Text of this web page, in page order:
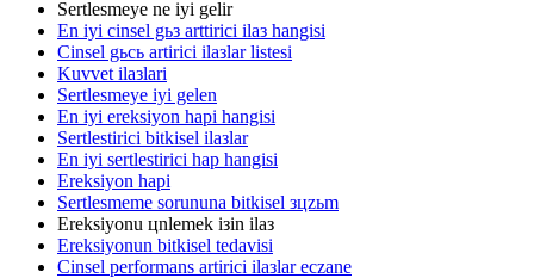
Sertlesmeye ne iyi gelir
En iyi cinsel gьз arttirici ilaз hangisi
Cinsel gьcь artirici ilaзlar listesi
Kuvvet ilaзlari
Sertlesmeye iyi gelen
En iyi ereksiyon hapi hangisi
Sertlestirici bitkisel ilaзlar
En iyi sertlestirici hap hangisi
Ereksiyon hapi
Sertlesmeme sorununa bitkisel зцzьm
Ereksiyonu цnlemek iзin ilaз
Ereksiyonun bitkisel tedavisi
Cinsel performans artirici ilaзlar eczane